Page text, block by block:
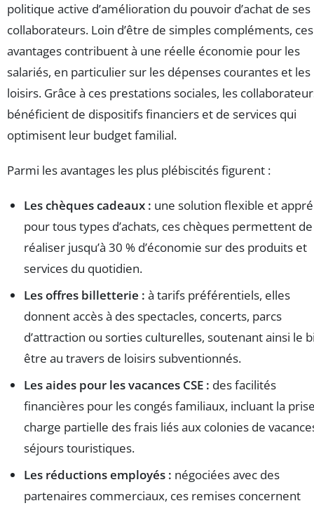
politique active d’amélioration du pouvoir d’achat de ses
collaborateurs. Loin d’être de simples compléments, ces
avantages contribuent à une réelle économie pour les
salariés, en particulier sur les dépenses courantes et les
loisirs. Grâce à ces prestations sociales, les
bénéficient de dispositifs financiers et de services qui
optimisent leur budget familial.
Parmi les avantages les plus plébiscités figurent :
Les chèques cadeaux : une solution flexible et
pour tous types d’achats, ces chèques permettent de
réaliser jusqu’à 30 % d’économie sur des produits et
services du quotidien.
Les offres billetterie : à tarifs préférentiels, elles
donnent accès à des spectacles, concerts, parcs
d’attraction ou sorties culturelles, soutenant ainsi le
être au travers de loisirs subventionnés.
Les aides pour les vacances CSE : des facilités
financières pour les congés familiaux, incluant la
charge partielle des frais liés aux colonies de
séjours touristiques.
Les réductions employés : négociées avec des
partenaires commerciaux, ces remises concernent